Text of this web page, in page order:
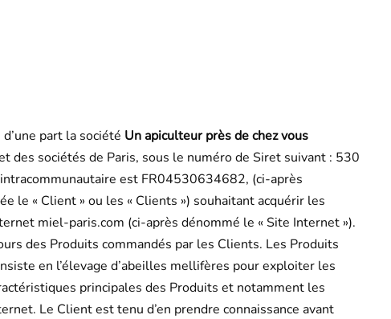
part la société Un apiculteur près de chez vous
sociétés de Paris, sous le numéro de Siret suivant : 530
est FR04530634682, (ci-après
le « Client » ou les « Clients ») souhaitant acquérir les
miel-paris.com (ci-après dénommé le « Site Internet »).
des Produits commandés par les Clients. Les Produits
en l’élevage d’abeilles mellifères pour exploiter les
principales des Produits et notamment les
Le Client est tenu d’en prendre connaissance avant